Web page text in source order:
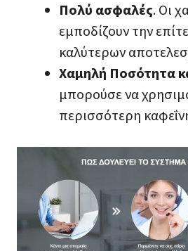
Πολύ ασφαλές. Οι
εμποδίζουν την
καλύτερων
Χαμηλή Ποσότητα
μπορούσε να
περισσότερη